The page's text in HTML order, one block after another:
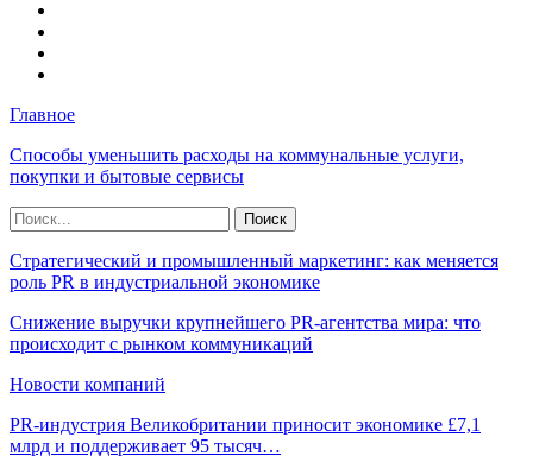
Главное
Способы уменьшить расходы на коммунальные услуги,
покупки и бытовые сервисы
Стратегический и промышленный маркетинг: как меняется
роль PR в индустриальной экономике
Снижение выручки крупнейшего PR-агентства мира: что
происходит с рынком коммуникаций
Новости компаний
PR-индустрия Великобритании приносит экономике £7,1
млрд и поддерживает 95 тысяч…